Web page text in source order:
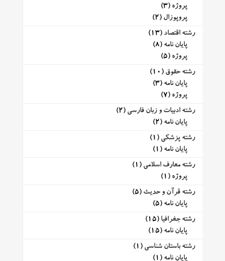
پروژه (3)
پروپوزال (2)
رشته اقتصاد (13)
پایان نامه (8)
پروژه (5)
رشته حقوق (10)
پایان نامه (3)
پروژه (7)
رشته ادبیات و زبان فارسی (2)
پایان نامه (2)
رشته پزشکی (1)
پایان نامه (1)
رشته معارف اسلامی (1)
پروژه (1)
رشته قرآن و حدیث (5)
پایان نامه (5)
رشته جغرافیا (15)
پایان نامه (15)
رشته باستان شناسی (1)
پایان نامه (1)